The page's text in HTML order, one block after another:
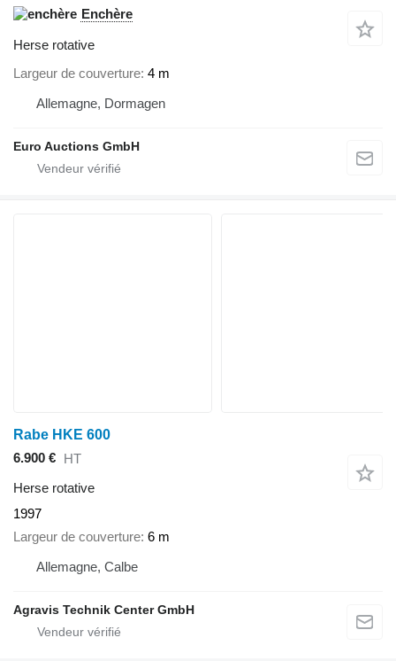
Enchère
Herse rotative
Largeur de couverture 4 m
Allemagne, Dormagen
Euro Auctions GmbH
Rabe HKE 600
6.900 € HT
Herse rotative
1997
Largeur de couverture 6 m
Allemagne, Calbe
Agravis Technik Center GmbH